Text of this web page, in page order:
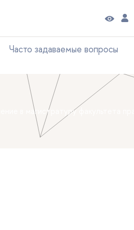
Часто задаваемые вопросы
в магистратуру факультета